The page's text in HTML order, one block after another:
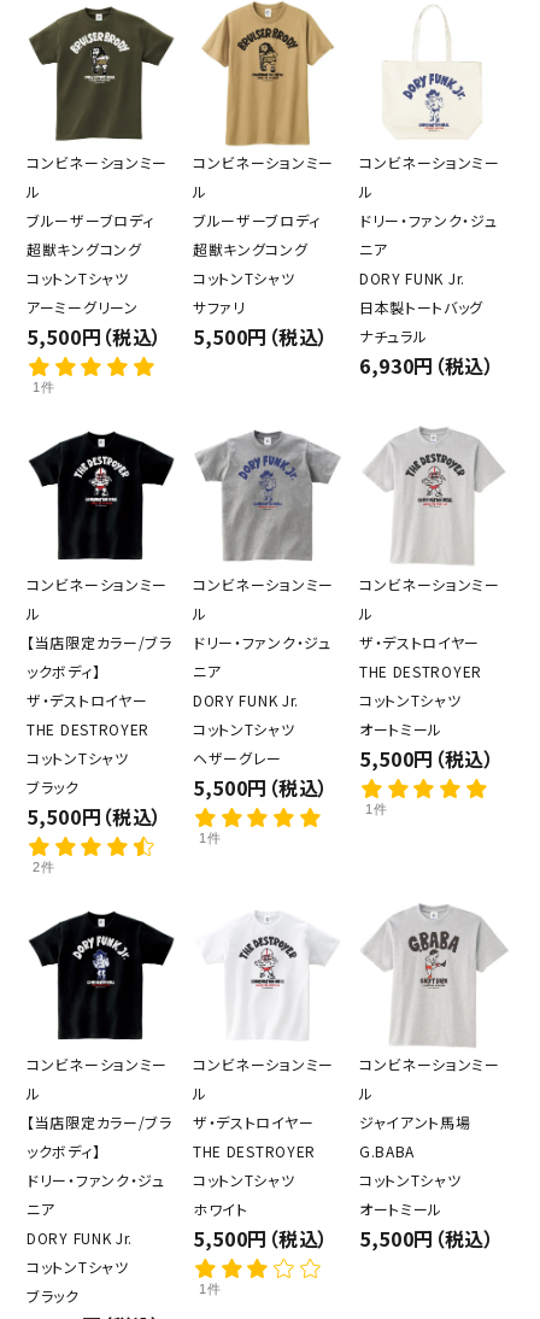
コンビネーションミー
ル
ブルーザーブロディ
超獣キングコング
コットンTシャツ
アーミーグリーン
5,500円（税込）
1件
コンビネーションミー
ル
ブルーザーブロディ
超獣キングコング
コットンTシャツ
サファリ
5,500円（税込）
コンビネーションミー
ル
ドリー・ファンク・ジュ
ニア
DORY FUNK Jr.
日本製トートバッグ
ナチュラル
6,930円（税込）
コンビネーションミー
ル
【当店限定カラー/ブラ
ックボディ】
ザ・デストロイヤー
THE DESTROYER
コットンTシャツ
ブラック
5,500円（税込）
2件
コンビネーションミー
ル
ドリー・ファンク・ジュ
ニア
DORY FUNK Jr.
コットンTシャツ
ヘザーグレー
5,500円（税込）
1件
コンビネーションミー
ル
ザ・デストロイヤー
THE DESTROYER
コットンTシャツ
オートミール
5,500円（税込）
1件
コンビネーションミー
ル
【当店限定カラー/ブラ
ックボディ】
ドリー・ファンク・ジュ
ニア
DORY FUNK Jr.
コットンTシャツ
ブラック
コンビネーションミー
ル
ザ・デストロイヤー
THE DESTROYER
コットンTシャツ
ホワイト
5,500円（税込）
1件
コンビネーションミー
ル
ジャイアント馬場
G.BABA
コットンTシャツ
オートミール
5,500円（税込）